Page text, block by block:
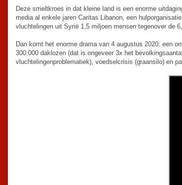
Deze smeltkroes in dat kleine land is een enorme
media al enkele jaren Caritas Libanon, een
vluchtelingen uit Syrië 1,5 miljoen mensen tegenover de
Dan komt het enorme drama van 4 augustus 2020: een
300.000 daklozen (dat is ongeveer 3x het
vluchtelingenproblematiek), voedselcrisis (graansilo) en